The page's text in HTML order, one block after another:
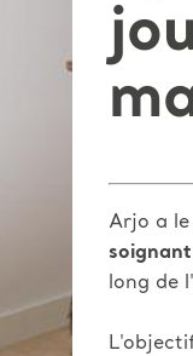
Arjo a le
long de